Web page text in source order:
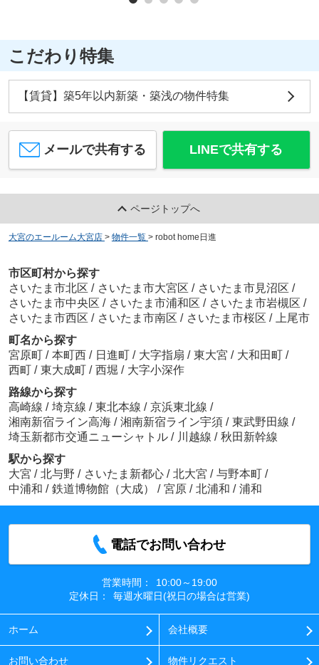
こだわり特集
【賃貸】築5年以内新築・築浅の物件特集
メールで共有する LINEで共有する
ページトップへ
大宮のエールーム大宮店 > 物件一覧 > robot home日進
市区町村から探す
さいたま市北区 / さいたま市大宮区 / さいたま市見沼区 /
さいたま市中央区 / さいたま市浦和区 / さいたま市岩槻区 /
さいたま市西区 / さいたま市南区 / さいたま市桜区 /
上尾市
町名から探す
宮原町 / 本町西 / 日進町 / 大字指扇 / 東大宮 / 大和田町 /
西町 / 東大成町 / 西堀 / 大字小深作
路線から探す
高崎線 / 埼京線 / 東北本線 / 京浜東北線 /
湘南新宿ライン高海 / 湘南新宿ライン宇須 / 東武野田線 /
埼玉新都市交通ニューシャトル / 川越線 / 秋田新幹線
駅から探す
大宮 / 北与野 / さいたま新都心 / 北大宮 / 与野本町 /
中浦和 / 鉄道博物館（大成） / 宮原 / 北浦和 / 浦和
電話でお問い合わせ
営業時間：
10:00～19:00
定休日：
毎週水曜日(祝日の場合は営業)
ホーム 会社概要
お問い合わせ 物件リクエスト